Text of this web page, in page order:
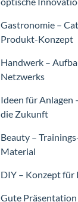
Gastronomie –
Produkt-Konzept
Handwerk –
Netzwerks
Ideen für Anlagen
die Zukunft
Beauty –
Material
DIY – Konzept für
Gute Präsentation